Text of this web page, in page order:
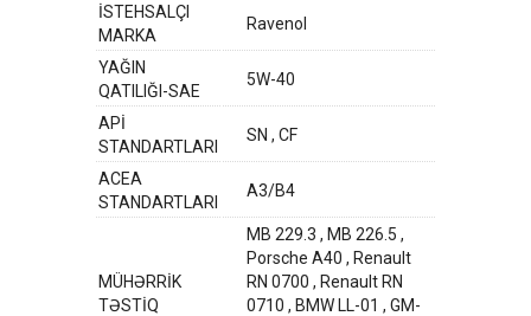
İSTEHSALÇI
MARKA
Ravenol
YAĞIN
QATILIĞI-SAE
5W-40
APİ
STANDARTLARI
SN , CF
ACEA
STANDARTLARI
A3/B4
MÜHƏRRİK
TƏSTİQ
MB 229.3 , MB 226.5 ,
Porsche A40 , Renault
RN 0700 , Renault RN
0710 , BMW LL-01 , GM-